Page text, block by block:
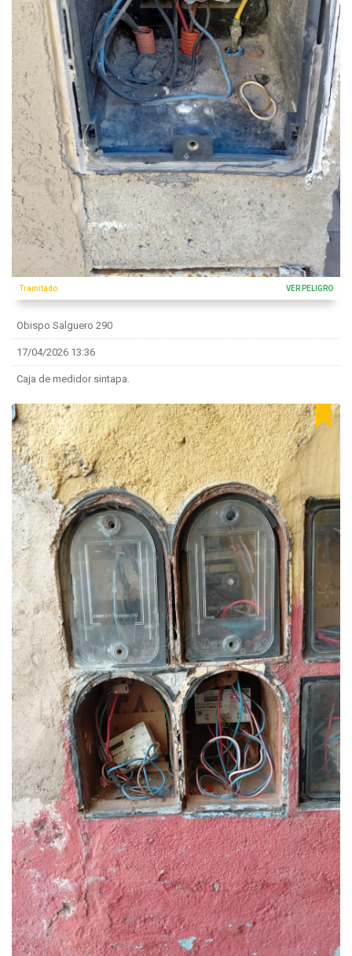
Tramitado VER PELIGRO
Obispo Salguero 290
17/04/2026 13:36
Caja de medidor sintapa.